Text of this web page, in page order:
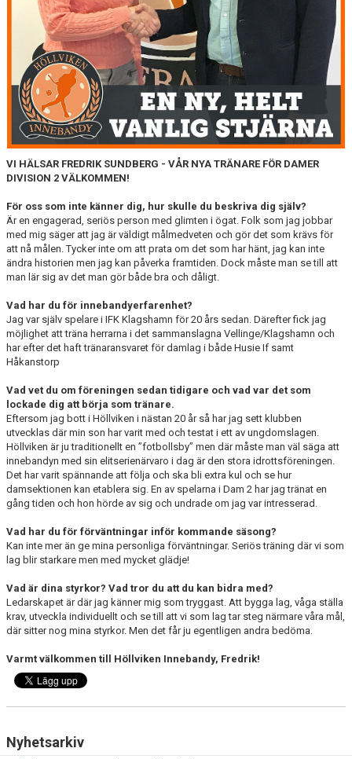
VI HÄLSAR FREDRIK SUNDBERG - VÅR NYA TRÄNARE FÖR DAMER
DIVISION 2 VÄLKOMMEN!
För oss som inte känner dig, hur skulle du beskriva dig själv?
Är en engagerad, seriös person med glimten i ögat. Folk som jag jobbar
med mig säger att jag är väldigt målmedveten och gör det som krävs för
att nå målen. Tycker inte om att prata om det som har hänt, jag kan inte
ändra historien men jag kan påverka framtiden. Dock måste man se till att
man lär sig av det man gör både bra och dåligt.
Vad har du för innebandyerfarenhet?
Jag var själv spelare i IFK Klagshamn för 20 års sedan. Därefter fick jag
möjlighet att träna herrarna i det sammanslagna Vellinge/Klagshamn och
har efter det haft tränaransvaret för damlag i både Husie If samt
Håkanstorp
Vad vet du om föreningen sedan tidigare och vad var det som
lockade dig att börja som tränare.
Eftersom jag bott i Höllviken i nästan 20 år så har jag sett klubben
utvecklas där min son har varit med och testat i ett av ungdomslagen.
Höllviken är ju traditionellt en ”fotbollsby” men där måste man väl säga att
innebandyn med sin elitserienärvaro i dag är den stora idrottsföreningen.
Det har varit spännande att följa och ska bli extra kul och se hur
damsektionen kan etablera sig. En av spelarna i Dam 2 har jag tränat en
gång tiden och hon hörde av sig och undrade om jag var intresserad.
Vad har du för förväntningar inför kommande säsong?
Kan inte mer än ge mina personliga förväntningar. Seriös träning där vi som
lag blir starkare men med mycket glädje!
Vad är dina styrkor? Vad tror du att du kan bidra med?
Ledarskapet är där jag känner mig som tryggast. Att bygga lag, våga ställa
krav, utveckla individuellt och se till att vi som lag tar steg närmare våra mål,
där sitter nog mina styrkor. Men det får ju egentligen andra bedöma.
Varmt välkommen till Höllviken Innebandy, Fredrik!
Nyhetsarkiv